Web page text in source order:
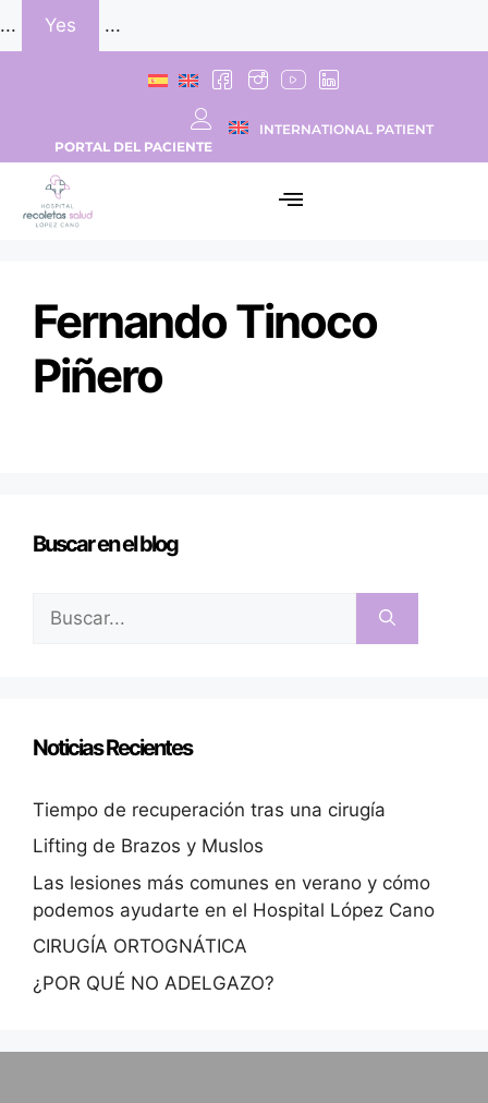
... Yes ...
PORTAL DEL PACIENTE
INTERNATIONAL PATIENT
Fernando Tinoco
Piñero
Buscar en el blog
Noticias Recientes
Tiempo de recuperación tras una cirugía
Lifting de Brazos y Muslos
Las lesiones más comunes en verano y cómo
podemos ayudarte en el Hospital López Cano
CIRUGÍA ORTOGNÁTICA
¿POR QUÉ NO ADELGAZO?